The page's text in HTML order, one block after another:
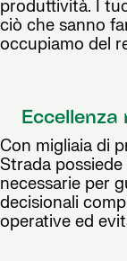
produttività. I
ciò che sanno
occupiamo del
Con migliaia di
Strada
necessarie per
decisionali
operative ed